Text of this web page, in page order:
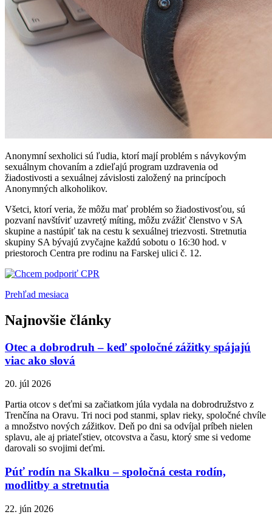
Anonymní sexholici sú ľudia, ktorí mají problém s návykovým
sexuálnym chovaním a zdieľajú program uzdravenia od
žiadostivosti a sexuálnej závislosti založený na princípoch
Anonymných alkoholikov.
Všetci, ktorí veria, že môžu mať problém so žiadostivosťou, sú
pozvaní navštíviť uzavretý míting, môžu zvážiť členstvo v SA
skupine a nastúpiť tak na cestu k sexuálnej triezvosti. Stretnutia
skupiny SA bývajú zvyčajne každú sobotu o 16:30 hod. v
priestoroch Centra pre rodinu na Farskej ulici č. 12.
Prehľad mesiaca
Najnovšie články
Otec a dobrodruh – keď spoločné zážitky spájajú
viac ako slová
20. júl 2026
Partia otcov s deťmi sa začiatkom júla vydala na dobrodružstvo z
Trenčína na Oravu. Tri noci pod stanmi, splav rieky, spoločné chvíle
a množstvo nových zážitkov. Deň po dni sa odvíjal príbeh nielen
splavu, ale aj priateľstiev, otcovstva a času, ktorý sme si vedome
darovali so svojimi deťmi.
Púť rodín na Skalku – spoločná cesta rodín,
modlitby a stretnutia
22. jún 2026